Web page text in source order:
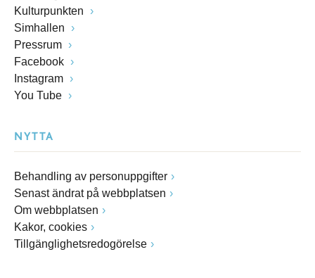
Kulturpunkten
Simhallen
Pressrum
Facebook
Instagram
You Tube
NYTTA
Behandling av personuppgifter
Senast ändrat på webbplatsen
Om webbplatsen
Kakor, cookies
Tillgänglighetsredogörelse